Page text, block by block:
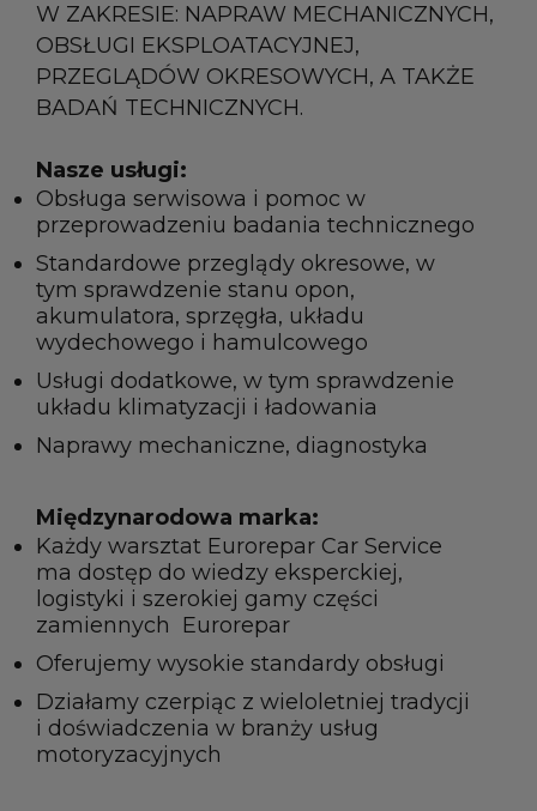
OFERTA USŁUG
GAMA CZĘŚCI ZAMIENNYCH EUROREPAR
SKONTAKTUJ SIĘ Z NAMI
Wszystkie warsztaty
Dołącz do naszej Sieci
W ZAKRESIE: NAPRAW MECHANICZNYCH,
OBSŁUGI EKSPLOATACYJNEJ,
PRZEGLĄDÓW OKRESOWYCH, A TAKŻE
BADAŃ TECHNICZNYCH.
Nasze usługi:
Obsługa serwisowa i pomoc w
przeprowadzeniu badania technicznego
Standardowe przeglądy okresowe, w
tym sprawdzenie stanu opon,
akumulatora, sprzęgła, układu
wydechowego i hamulcowego
Usługi dodatkowe, w tym sprawdzenie
układu klimatyzacji i ładowania
Naprawy mechaniczne, diagnostyka
Międzynarodowa marka:
Każdy warsztat Eurorepar Car Service
ma dostęp do wiedzy eksperckiej,
logistyki i szerokiej gamy części
zamiennych Eurorepar
Oferujemy wysokie standardy obsługi
Działamy czerpiąc z wieloletniej tradycji
i doświadczenia w branży usług
motoryzacyjnych